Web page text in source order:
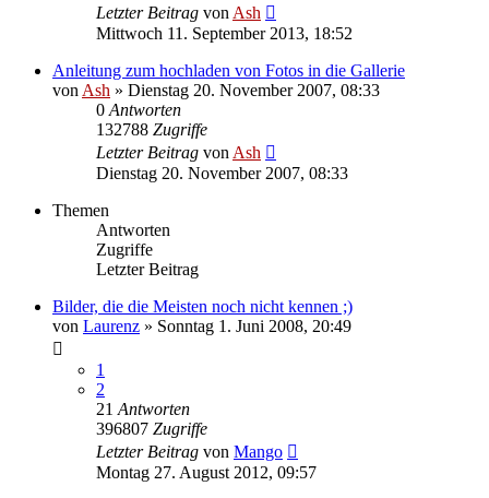
Letzter Beitrag von Ash
Mittwoch 11. September 2013, 18:52
Anleitung zum hochladen von Fotos in die Gallerie
von Ash » Dienstag 20. November 2007, 08:33
0 Antworten
132788 Zugriffe
Letzter Beitrag von Ash
Dienstag 20. November 2007, 08:33
Themen
Antworten
Zugriffe
Letzter Beitrag
Bilder, die die Meisten noch nicht kennen ;)
von Laurenz » Sonntag 1. Juni 2008, 20:49
1
2
21 Antworten
396807 Zugriffe
Letzter Beitrag von Mango
Montag 27. August 2012, 09:57